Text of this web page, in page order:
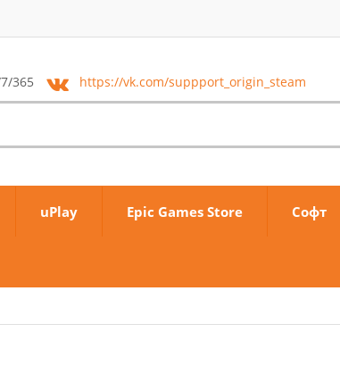
365 https://vk.com/suppport_origin_steam
uPlay Epic Games Store Софт